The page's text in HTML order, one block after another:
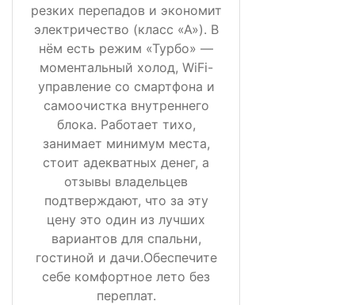
резких перепадов и экономит
электричество (класс «А»). В
нём есть режим «Турбо» —
моментальный холод, WiFi-
управление со смартфона и
самоочистка внутреннего
блока. Работает тихо,
занимает минимум места,
стоит адекватных денег, а
отзывы владельцев
подтверждают, что за эту
цену это один из лучших
вариантов для спальни,
гостиной и дачи.Обеспечите
себе комфортное лето без
переплат.